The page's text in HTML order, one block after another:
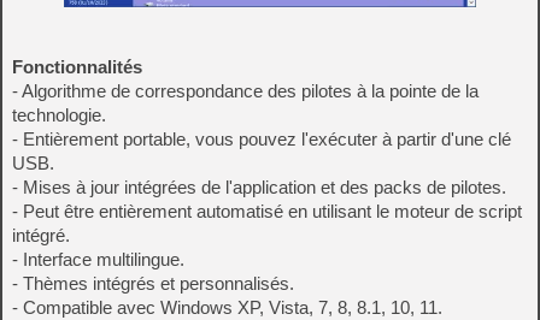
Fonctionnalités
- Algorithme de correspondance des pilotes à la pointe de la
technologie.
- Entièrement portable, vous pouvez l'exécuter à partir d'une clé
USB.
- Mises à jour intégrées de l'application et des packs de pilotes.
- Peut être entièrement automatisé en utilisant le moteur de script
intégré.
- Interface multilingue.
- Thèmes intégrés et personnalisés.
- Compatible avec Windows XP, Vista, 7, 8, 8.1, 10, 11.